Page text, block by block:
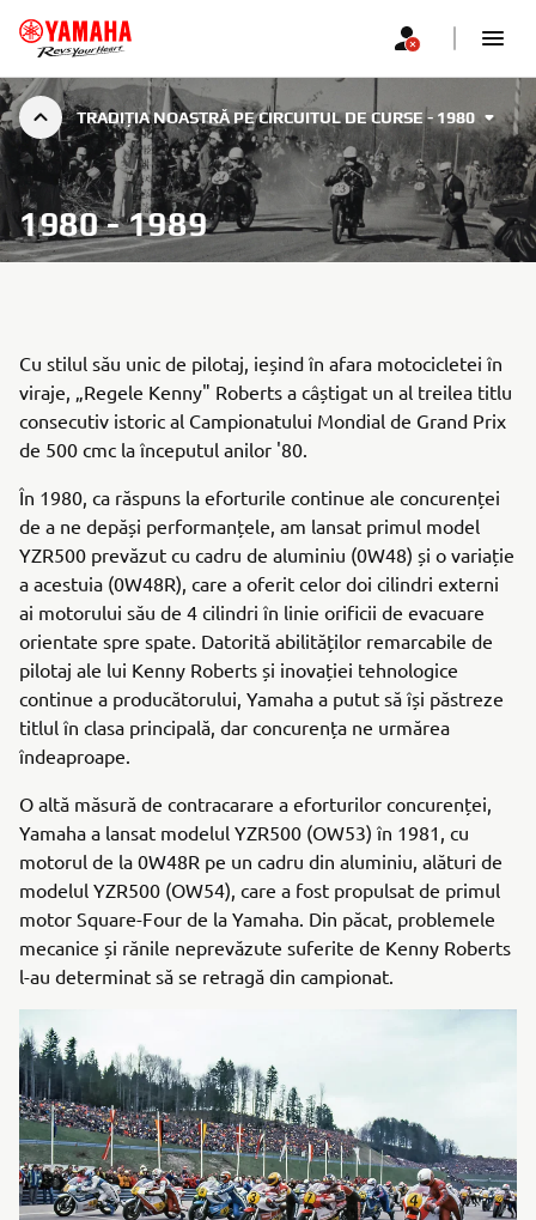
TRADIȚIA NOASTRĂ PE CIRCUITUL DE CURSE - 1980
1980 - 1989
Cu stilul său unic de pilotaj, ieșind în afara motocicletei în
viraje, „Regele Kenny" Roberts a câștigat un al treilea titlu
consecutiv istoric al Campionatului Mondial de Grand Prix
de 500 cmc la începutul anilor '80.
În 1980, ca răspuns la eforturile continue ale concurenței
de a ne depăși performanțele, am lansat primul model
YZR500 prevăzut cu cadru de aluminiu (0W48) și o variație
a acestuia (0W48R), care a oferit celor doi cilindri externi
ai motorului său de 4 cilindri în linie orificii de evacuare
orientate spre spate. Datorită abilităților remarcabile de
pilotaj ale lui Kenny Roberts și inovației tehnologice
continue a producătorului, Yamaha a putut să își păstreze
titlul în clasa principală, dar concurența ne urmărea
îndeaproape.
O altă măsură de contracarare a eforturilor concurenței,
Yamaha a lansat modelul YZR500 (OW53) în 1981, cu
motorul de la 0W48R pe un cadru din aluminiu, alături de
modelul YZR500 (OW54), care a fost propulsat de primul
motor Square-Four de la Yamaha. Din păcat, problemele
mecanice și rănile neprevăzute suferite de Kenny Roberts
l-au determinat să se retragă din campionat.